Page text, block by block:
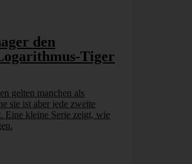
den
Tiger
gelten manchen als
sie ist aber jede zweite
Eine kleine Serie zeigt, wie